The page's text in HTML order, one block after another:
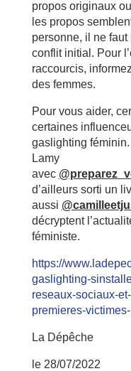
propos originaux
les propos
personne, il ne faut
conflit initial. Pour
raccourcis,
des femmes.
Pour vous aider,
certaines
gaslighting
Lamy
avec
d’ailleurs sorti un
aussi
décryptent
féministe.
https://
gaslighting-
reseaux-sociaux-
premieres-
La Dépêche
le 28/07/2022